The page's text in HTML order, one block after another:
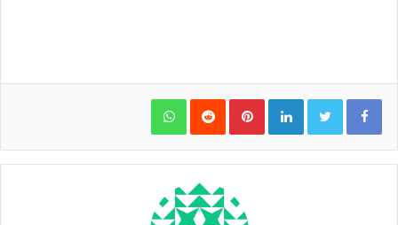
LinkedIn
Pinterest
WhatsApp